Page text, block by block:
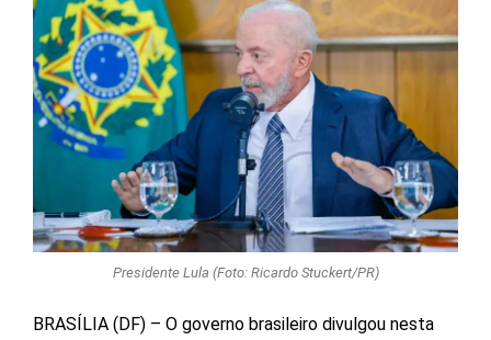
Presidente Lula (Foto: Ricardo Stuckert/PR)
BRASÍLIA (DF) – O governo brasileiro divulgou nesta